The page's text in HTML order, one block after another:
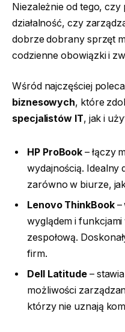
Niezależnie od tego,
działalność, czy
dobrze dobrany sprzęt
codzienne obowiązki i
Wśród najczęściej
biznesowych, które
specjalistów IT, jak i
HP ProBook – łączy
wydajnością. Idealny
zarówno w biurze,
Lenovo ThinkBook–
wyglądem i
zespołową.
firm.
Dell Latitude–
możliwości
którzy nie uznają